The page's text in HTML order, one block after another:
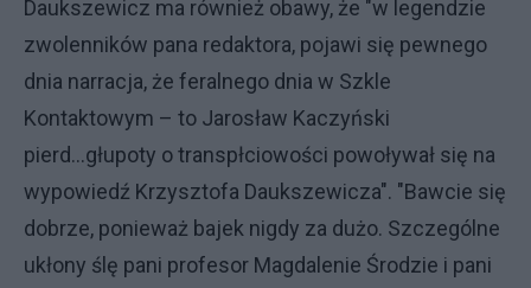
Daukszewicz ma również obawy, że "w legendzie
zwolenników pana redaktora, pojawi się pewnego
dnia narracja, że feralnego dnia w Szkle
Kontaktowym – to Jarosław Kaczyński
pierd...głupoty o transpłciowości powoływał się na
wypowiedź Krzysztofa Daukszewicza". "Bawcie się
dobrze, ponieważ bajek nigdy za dużo. Szczególne
ukłony ślę pani profesor Magdalenie Środzie i pani